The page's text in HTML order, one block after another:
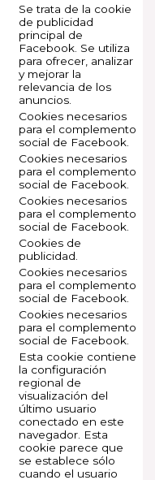
Se trata de la cookie
de publicidad
principal de
Facebook. Se utiliza
para ofrecer, analizar
y mejorar la
relevancia de los
anuncios.
Cookies necesarios
para el complemento
social de Facebook.
Cookies necesarios
para el complemento
social de Facebook.
Cookies necesarios
para el complemento
social de Facebook.
Cookies de
publicidad.
Cookies necesarios
para el complemento
social de Facebook.
Cookies necesarios
para el complemento
social de Facebook.
Esta cookie contiene
la configuración
regional de
visualización del
último usuario
conectado en este
navegador. Esta
cookie parece que
se establece sólo
cuando el usuario